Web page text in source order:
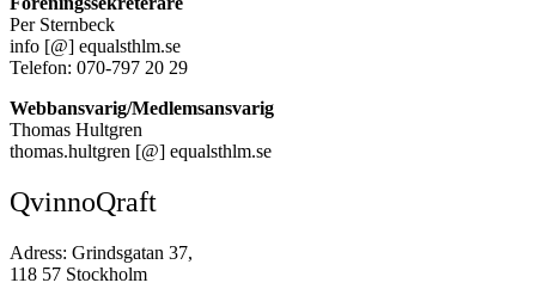
Per Sternbeck
info [@] equalsthlm.se
Telefon: 070-797 20 29
Webbansvarig/Medlemsansvarig
Thomas Hultgren
thomas.hultgren [@] equalsthlm.se
QvinnoQraft
Adress: Grindsgatan 37,
118 57 Stockholm